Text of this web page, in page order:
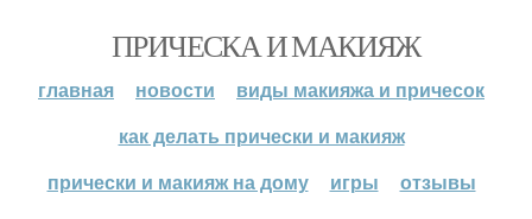
ПРИЧЕСКА И МАКИЯЖ
главная новости
виды макияжа и причесок
как делать прически и макияж
прически и макияж на дому
игры отзывы